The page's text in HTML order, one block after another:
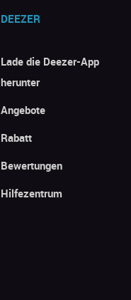
DEEZER
Lade die Deezer-App
herunter
Angebote
Rabatt
Bewertungen
Hilfezentrum